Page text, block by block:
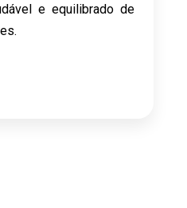
e equilibrado de